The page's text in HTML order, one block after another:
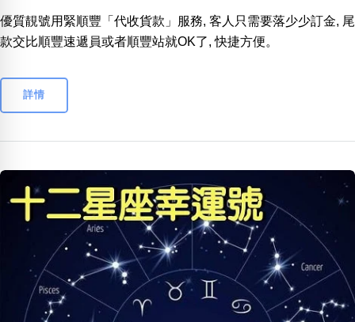
優質靚號用緊順豐「代收貨款」服務, 客人只需要落少少訂金, 尾
款交比順豐速遞員或者順豐站就OK了, 快捷方便。
詳情